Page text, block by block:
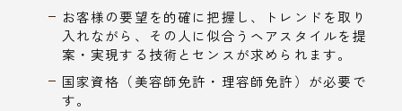
お客様の要望を的確に把握し、トレンドを取り
入れながら、その人に似合うヘアスタイルを提
案・実現する技術とセンスが求められます。
国家資格（美容師免許・理容師免許）が必要で
す。